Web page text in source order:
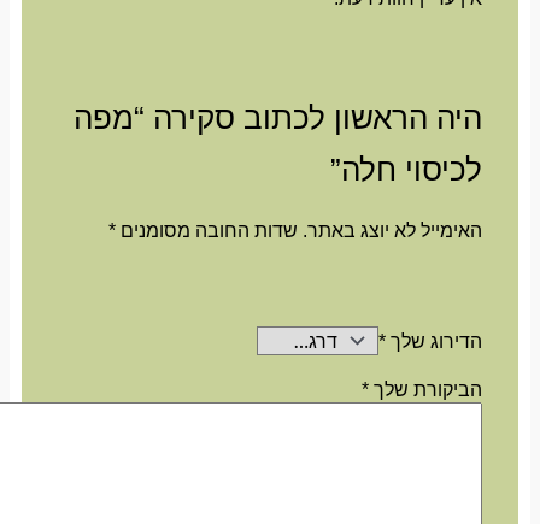
היה הראשון לכתוב סקירה “מפה
לכיסוי חלה”
האימייל לא יוצג באתר. שדות החובה מסומנים*
הדירוג שלך*
הביקורת שלך*